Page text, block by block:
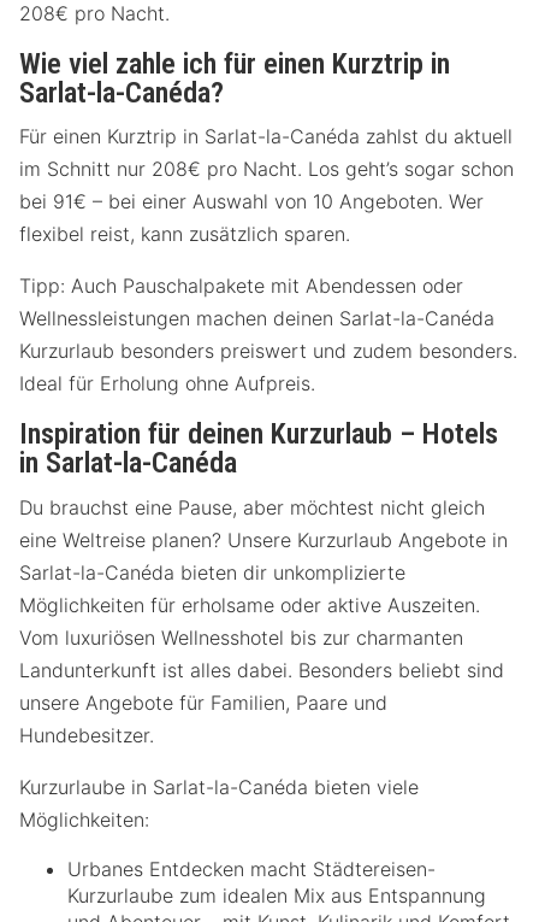
208€ pro Nacht.
Wie viel zahle ich für einen Kurztrip in
Sarlat-la-Canéda?
Für einen Kurztrip in Sarlat-la-Canéda zahlst du aktuell
im Schnitt nur 208€ pro Nacht. Los geht’s sogar schon
bei 91€ – bei einer Auswahl von 10 Angeboten. Wer
flexibel reist, kann zusätzlich sparen.
Tipp: Auch Pauschalpakete mit Abendessen oder
Wellnessleistungen machen deinen Sarlat-la-Canéda
Kurzurlaub besonders preiswert und zudem besonders.
Ideal für Erholung ohne Aufpreis.
Inspiration für deinen Kurzurlaub – Hotels
in Sarlat-la-Canéda
Du brauchst eine Pause, aber möchtest nicht gleich
eine Weltreise planen? Unsere Kurzurlaub Angebote in
Sarlat-la-Canéda bieten dir unkomplizierte
Möglichkeiten für erholsame oder aktive Auszeiten.
Vom luxuriösen Wellnesshotel bis zur charmanten
Landunterkunft ist alles dabei. Besonders beliebt sind
unsere Angebote für Familien, Paare und
Hundebesitzer.
Kurzurlaube in Sarlat-la-Canéda bieten viele
Möglichkeiten:
Urbanes Entdecken macht Städtereisen-
Kurzurlaube zum idealen Mix aus Entspannung